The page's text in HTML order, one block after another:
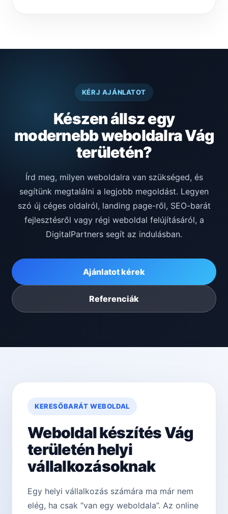
KÉRJ AJÁNLATOT
Készen állsz egy
modernebb weboldalra Vág
területén?
Írd meg, milyen weboldalra van szükséged, és
segítünk megtalálni a legjobb megoldást. Legyen
szó új céges oldalról, landing page-ről, SEO-barát
fejlesztésről vagy régi weboldal felújításáról, a
DigitalPartners segít az indulásban.
Ajánlatot kérek
Referenciák
KERESŐBARÁT WEBOLDAL
Weboldal készítés Vág
területén helyi
vállalkozásoknak
Egy helyi vállalkozás számára ma már nem
elég, ha csak “van egy weboldala”. Az online